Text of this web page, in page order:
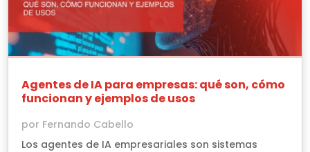
Agentes de IA para empresas: qué son, cómo
funcionan y ejemplos de usos
por Fernando Cabello
Los agentes de IA empresariales son sistemas